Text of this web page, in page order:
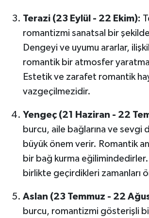
Terazi (23 Eylül - 22 Ekim):
romantizmi sanatsal bir
Dengeyi ve uyumu ararlar,
romantik bir atmosfer
Estetik ve zarafet romantik
vazgeçilmezidir.
Yengeç (21 Haziran - 22
burcu, aile bağlarına ve sevgi
büyük önem verir. Romantik
bir bağ kurma
birlikte geçirdikleri zamanları
Aslan (23 Temmuz - 22
burcu, romantizmi gösterişli